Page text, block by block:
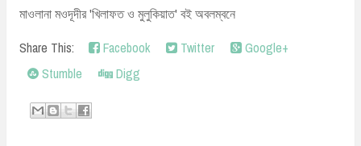
মাওলানা মওদূদীর 'খিলাফত ও মুলুকিয়াত' বই অবলম্বনে
Share This:
Facebook Twitter
Google+
Stumble
Digg